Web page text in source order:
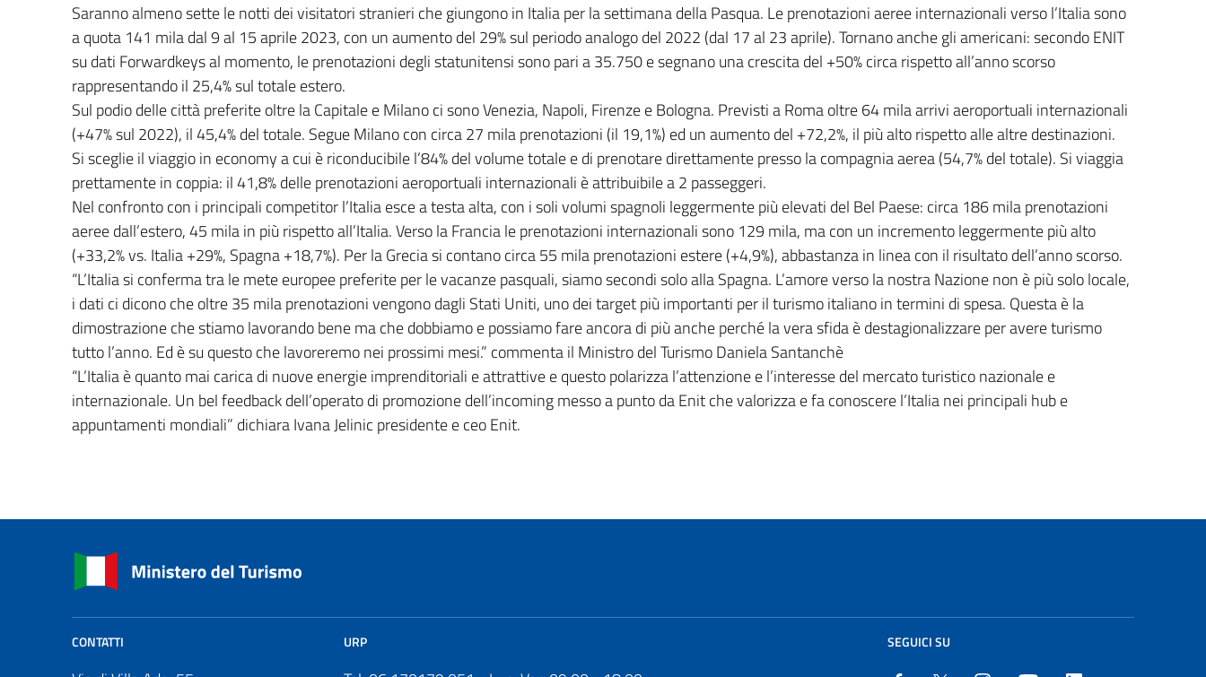
Saranno almeno sette le notti dei visitatori stranieri che giungono in Italia per la settimana della Pasqua. Le prenotazioni aeree internazionali verso l’Italia sono
a quota 141 mila dal 9 al 15 aprile 2023, con un aumento del 29% sul periodo analogo del 2022 (dal 17 al 23 aprile). Tornano anche gli americani: secondo ENIT
su dati Forwardkeys al momento, le prenotazioni degli statunitensi sono pari a 35.750 e segnano una crescita del +50% circa rispetto all’anno scorso
rappresentando il 25,4% sul totale estero.
Sul podio delle città preferite oltre la Capitale e Milano ci sono Venezia, Napoli, Firenze e Bologna. Previsti a Roma oltre 64 mila arrivi aeroportuali internazionali
(+47% sul 2022), il 45,4% del totale. Segue Milano con circa 27 mila prenotazioni (il 19,1%) ed un aumento del +72,2%, il più alto rispetto alle altre destinazioni.
Si sceglie il viaggio in economy a cui è riconducibile l’84% del volume totale e di prenotare direttamente presso la compagnia aerea (54,7% del totale). Si viaggia
prettamente in coppia: il 41,8% delle prenotazioni aeroportuali internazionali è attribuibile a 2 passeggeri.
Nel confronto con i principali competitor l’Italia esce a testa alta, con i soli volumi spagnoli leggermente più elevati del Bel Paese: circa 186 mila prenotazioni
aeree dall’estero, 45 mila in più rispetto all’Italia. Verso la Francia le prenotazioni internazionali sono 129 mila, ma con un incremento leggermente più alto
(+33,2% vs. Italia +29%, Spagna +18,7%). Per la Grecia si contano circa 55 mila prenotazioni estere (+4,9%), abbastanza in linea con il risultato dell’anno scorso.
“L’Italia si conferma tra le mete europee preferite per le vacanze pasquali, siamo secondi solo alla Spagna. L’amore verso la nostra Nazione non è più solo locale,
i dati ci dicono che oltre 35 mila prenotazioni vengono dagli Stati Uniti, uno dei target più importanti per il turismo italiano in termini di spesa. Questa è la
dimostrazione che stiamo lavorando bene ma che dobbiamo e possiamo fare ancora di più anche perché la vera sfida è destagionalizzare per avere turismo
tutto l’anno. Ed è su questo che lavoreremo nei prossimi mesi.” commenta il Ministro del Turismo Daniela Santanchè
“L’Italia è quanto mai carica di nuove energie imprenditoriali e attrattive e questo polarizza l’attenzione e l’interesse del mercato turistico nazionale e
internazionale. Un bel feedback dell’operato di promozione dell’incoming messo a punto da Enit che valorizza e fa conoscere l’Italia nei principali hub e
appuntamenti mondiali” dichiara Ivana Jelinic presidente e ceo Enit.
CONTATTI URP SEGUICI SU